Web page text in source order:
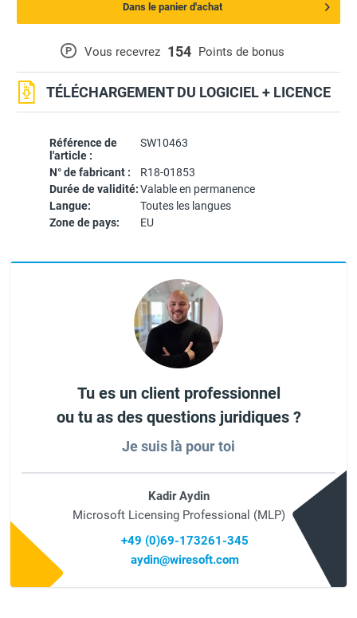
Référence de
l'article :
SW10463
N° de fabricant :
R18-01853
Durée de validité:Valable en permanence
Langue:
Toutes les langues
Zone de pays:
EU
P Vous recevrez 154 Points de bonus
TÉLÉCHARGEMENT DU LOGICIEL + LICENCE
Dans le panier d'achat
Tu es un client professionnel
ou tu as des questions juridiques ?
Je suis là pour toi
Kadir Aydin
Microsoft Licensing Professional (MLP)
+49 (0)69-173261-345
aydin@wiresoft.com